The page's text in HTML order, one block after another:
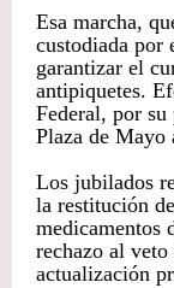
Esa marcha,
custodiada por
garantizar el
antipiquetes.
Federal, por su
Plaza de Mayo
Los jubilados
la restitución
medicamentos
rechazo al
actualización